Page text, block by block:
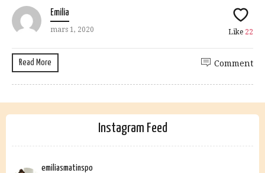
Emilia
mars 1, 2020 Like 22
Read More Comment
Instagram Feed
emiliasmatinspo